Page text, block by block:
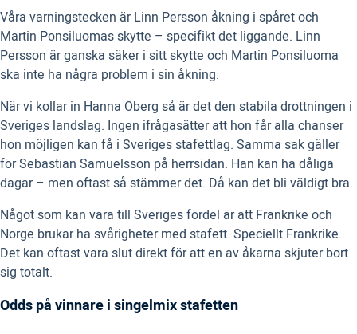
Våra varningstecken är Linn Persson åkning i spåret och
Martin Ponsiluomas skytte – specifikt det liggande. Linn
Persson är ganska säker i sitt skytte och Martin Ponsiluoma
ska inte ha några problem i sin åkning.
När vi kollar in Hanna Öberg så är det den stabila drottningen i
Sveriges landslag. Ingen ifrågasätter att hon får alla chanser
hon möjligen kan få i Sveriges stafettlag. Samma sak gäller
för Sebastian Samuelsson på herrsidan. Han kan ha dåliga
dagar – men oftast så stämmer det. Då kan det bli väldigt bra.
Något som kan vara till Sveriges fördel är att Frankrike och
Norge brukar ha svårigheter med stafett. Speciellt Frankrike.
Det kan oftast vara slut direkt för att en av åkarna skjuter bort
sig totalt.
Odds på vinnare i singelmix stafetten